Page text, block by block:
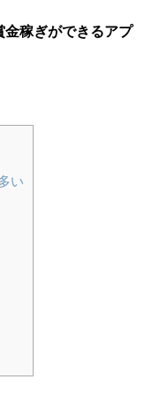
金稼ぎができるアプ
い